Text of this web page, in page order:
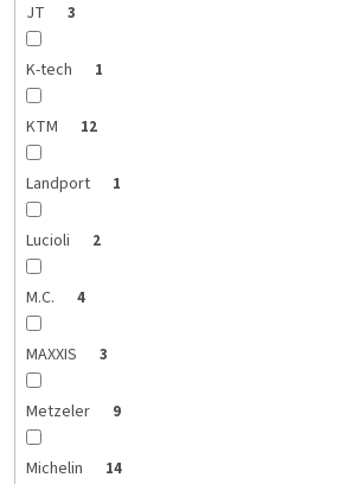
JT 3
K-tech 1
KTM 12
Landport 1
Lucioli 2
M.C. 4
MAXXIS 3
Metzeler 9
Michelin 14